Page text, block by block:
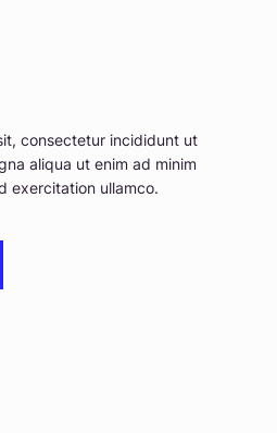
consectetur incididunt ut
aliqua ut enim ad minim
exercitation ullamco.